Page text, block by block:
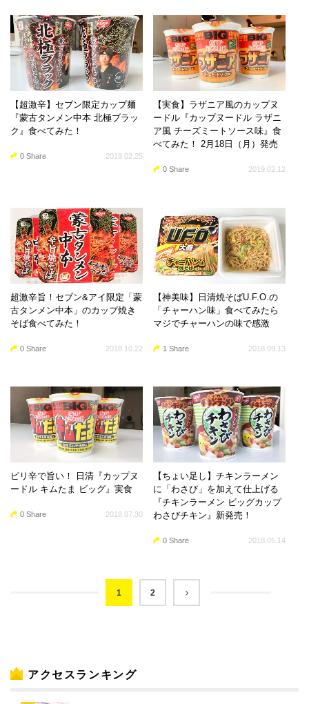
【超激辛】セブン限定カップ麺
『蒙古タンメン中本 北極ブラッ
ク』食べてみた！
0 Share 2019.02.25
【実食】ラザニア風のカップヌ
ードル『カップヌードル ラザニ
ア風 チーズミートソース味』食
べてみた！ 2月18日（月）発売
0 Share 2019.02.12
超激辛旨！セブン&アイ限定「蒙
古タンメン中本」のカップ焼き
そば食べてみた！
0 Share 2018.10.22
【神美味】日清焼そばU.F.O.の
「チャーハン味」食べてみたら
マジでチャーハンの味で感激
1 Share 2018.09.13
ピリ辛で旨い！ 日清『カップヌ
ードル キムたま ビッグ』実食
0 Share 2018.07.30
【ちょい足し】チキンラーメン
に「わさび」を加えて仕上げる
『チキンラーメン ビッグカップ
わさびチキン』新発売！
0 Share 2018.05.14
1 2
アクセスランキング